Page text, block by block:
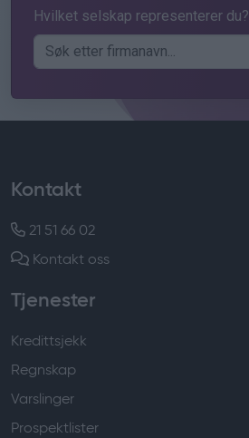
Hvilket selskap representerer du?
Kontakt
21 51 66 02
Kontakt oss
Tjenester
Kredittsjekk
Regnskap
Varslinger
Prospektlister